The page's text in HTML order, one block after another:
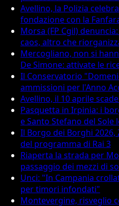
Avellino, la Polizia
fondazione con la
Morsa (FP Cgil)
caos, altro che
Mercogliano, non si
De Simone: attivate le
Il Conservatorio
ammissioni per l'Anno
Avellino, il 10 aprile
Pasquetta in Irpinia: i
e Santo Stefano del
Il Borgo dei Borghi
del programma di Rai 3
Riaperta la strada per
passaggio dei mezzi di
Unci: "In Campania
per timori infondati"
Montevergine, risveglio